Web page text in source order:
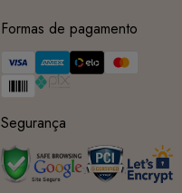
Formas de pagamento
Segurança